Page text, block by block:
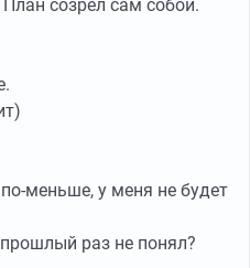
созрел сам собой.
меньше, у меня не будет
раз не понял?